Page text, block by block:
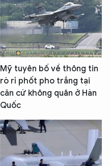
Mỹ tuyên bố về thông tin
rò rỉ phốt pho trắng tại
căn cứ không quân ở Hàn
Quốc